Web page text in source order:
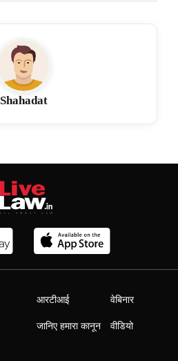
Shahadat
आरटीआई
जानिए हमारा कानून
वेबिनार
वीडियो